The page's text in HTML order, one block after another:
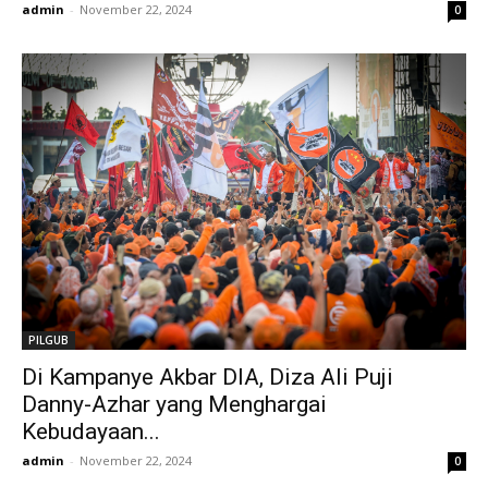
admin - November 22, 2024 0
PILGUB
Di Kampanye Akbar DIA, Diza Ali Puji
Danny-Azhar yang Menghargai
Kebudayaan...
admin - November 22, 2024 0